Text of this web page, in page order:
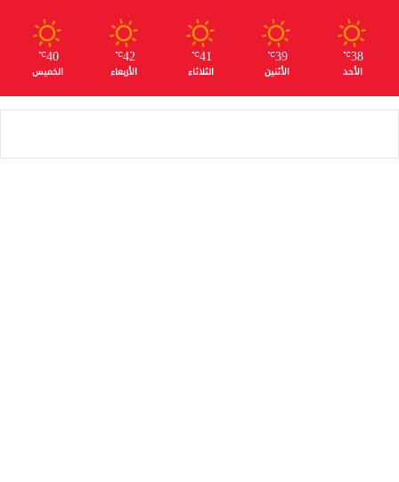
38
℃
الأحد
39
℃
الأثنين
41
℃
الثلاثاء
42
℃
الأربعاء
40
℃
الخميس